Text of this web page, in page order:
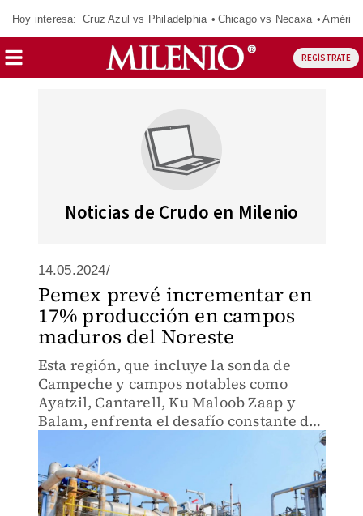
Hoy interesa: Cruz Azul vs Philadelphia Chicago vs Necaxa
REGÍSTRATE
Noticias de Crudo en Milenio
14.05.2024/
Pemex prevé incrementar en
17% producción en campos
maduros del Noreste
Esta región, que incluye la sonda de
Campeche y campos notables como
Ayatzil, Cantarell, Ku Maloob Zaap y
Balam, enfrenta el desafío constante de